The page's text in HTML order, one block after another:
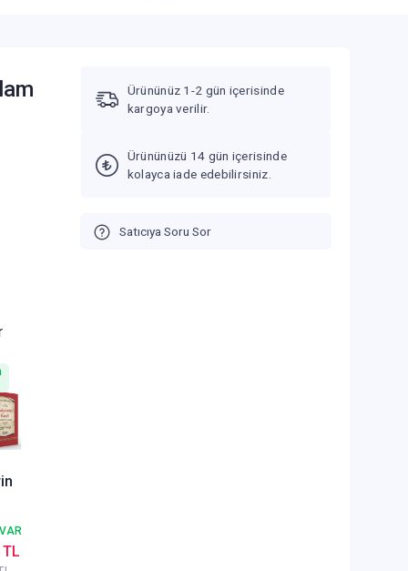
Ürününüz 1-2 gün içerisinde
kargoya verilir.
Ürününüzü 14 gün içerisinde
kolayca iade edebilirsiniz.
Satıcıya Soru Sor